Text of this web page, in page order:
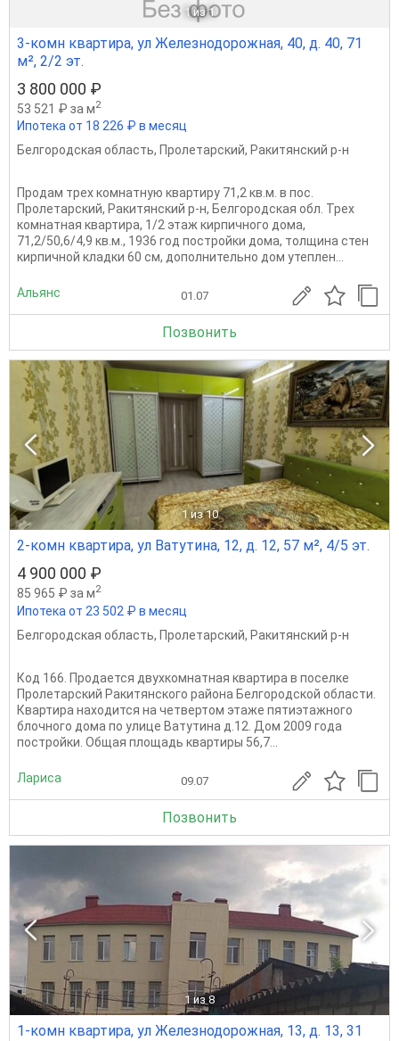
1 из 1
3-комн квартира, ул Железнодорожная, 40, д. 40, 71
м², 2/2 эт.
3 800 000 ₽
53 521 ₽ за м2
Ипотека от 18 226 ₽ в месяц
Белгородская область, Пролетарский, Ракитянский р-н
Продам трех комнатную квартиру 71,2 кв.м. в пос.
Пролетарский, Ракитянский р-н, Белгородская обл. Трех
комнатная квартира, 1/2 этаж кирпичного дома,
71,2/50,6/4,9 кв.м., 1936 год постройки дома, толщина стен
кирпичной кладки 60 см, дополнительно дом утеплен...
Альянс 01.07
Позвонить
1 из 10
2-комн квартира, ул Ватутина, 12, д. 12, 57 м², 4/5 эт.
4 900 000 ₽
85 965 ₽ за м2
Ипотека от 23 502 ₽ в месяц
Белгородская область, Пролетарский, Ракитянский р-н
Код 166. Продается двухкомнатная квартира в поселке
Пролетарский Ракитянского района Белгородской области.
Квартира находится на четвертом этаже пятиэтажного
блочного дома по улице Ватутина д.12. Дом 2009 года
постройки. Общая площадь квартиры 56,7...
Лариса 09.07
Позвонить
1 из 8
1-комн квартира, ул Железнодорожная, 13, д. 13, 31